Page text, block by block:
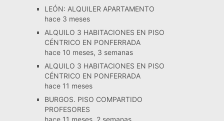
LEÓN: ALQUILER APARTAMENTO
hace 3 meses
ALQUILO 3 HABITACIONES EN PISO
CÉNTRICO EN PONFERRADA
hace 10 meses, 3 semanas
ALQUILO 3 HABITACIONES EN PISO
CÉNTRICO EN PONFERRADA
hace 11 meses
BURGOS. PISO COMPARTIDO
PROFESORES
hace 11 meses, 2 semanas